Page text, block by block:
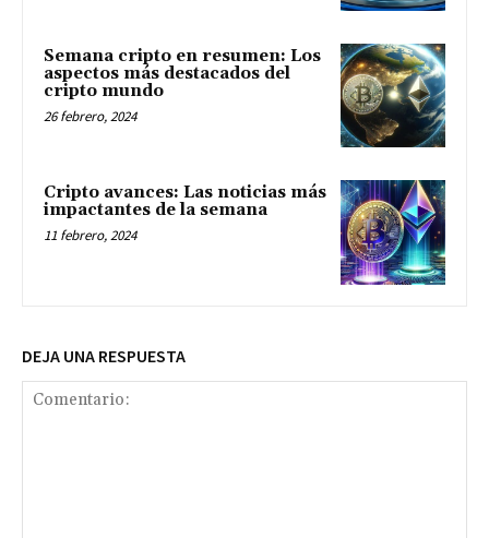
Semana cripto en resumen: Los
aspectos más destacados del
cripto mundo
26 febrero, 2024
Cripto avances: Las noticias más
impactantes de la semana
11 febrero, 2024
DEJA UNA RESPUESTA